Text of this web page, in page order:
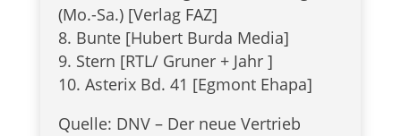
(Mo.-Sa.) [Ver­lag FAZ]
Bunte [Hubert Burda Media]
Stern [RTL/ Gru­ner + Jahr ]
Aste­rix Bd. 41 [Egmont Ehapa]
Quelle: DNV – Der neue Ver­trieb